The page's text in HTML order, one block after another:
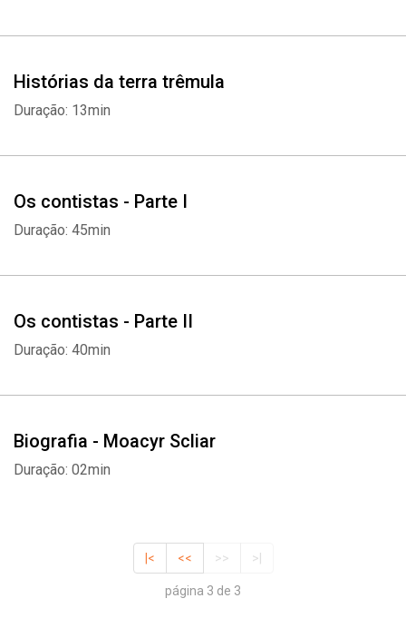
Histórias da terra trêmula
Duração: 13min
Os contistas - Parte I
Duração: 45min
Os contistas - Parte II
Duração: 40min
Biografia - Moacyr Scliar
Duração: 02min
|< << >> >|
página 3 de 3